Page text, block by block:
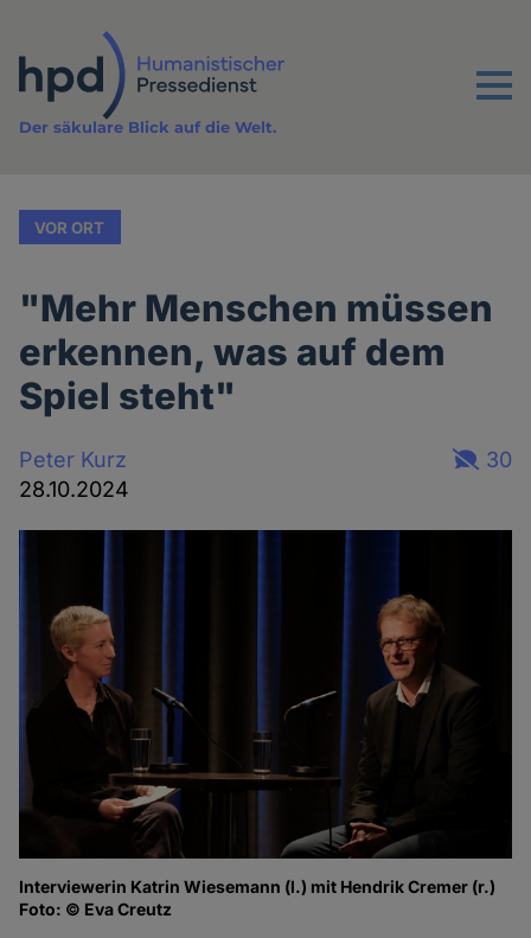
Inhalt
Menu
Der säkulare Blick auf die Welt.
VOR ORT
"Mehr Menschen müssen
erkennen, was auf dem
Spiel steht"
Peter Kurz
28.10.2024
30
Interviewerin Katrin Wiesemann (l.) mit Hendrik Cremer (r.)
Foto: © Eva Creutz